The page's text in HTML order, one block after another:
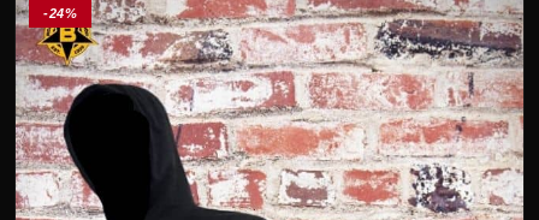
-24%